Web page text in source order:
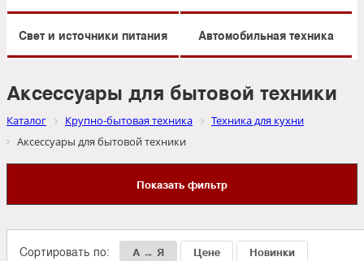
Свет и источники питания Автомобильная техника
Аксессуары для бытовой техники
Каталог Крупно-бытовая техника
Техника для кухни
Аксессуары для бытовой техники
Показать фильтр
Сортировать по: А → Я Цене Новинки